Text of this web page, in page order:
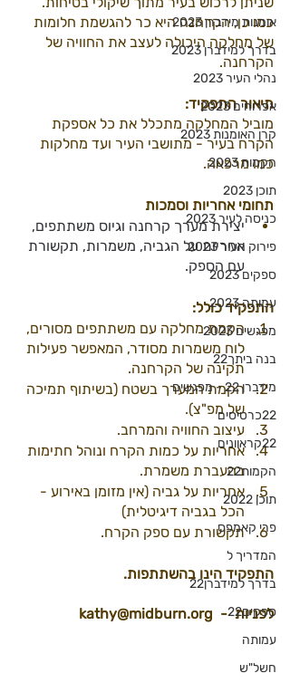
אומנות מידברן 2023
בדרך למידברן 2023
נהלי העיר 2023
אפרוחים 2023
קרן האומנות 2023
הקמות 2023
תוכן 2023
כניסה לעיר 2023
פירוק העיר 2023
ספקים 2023
עמותה 2023
מפגשים 2023
בנה ביתך22
מידברן 22 - מפגשים
22כרטיסים
22קראוונים
הקמות22
תוכן 2022
פרי קאמפס
המדריך ל
בדרך למידברן22
ספקים22
עמותה
חשל"ש
כמו כן, הקרחנה היא כר להגשמת חלומות
של מחלקה היכולה לעצב את החוויה של
הקרחנה.
תיאור התפקיד:
מוביל המחלקה מתכלל את כל אספקת
הקרח בעיר - מתושבי העיר ועד מחלקות
כמו מרפאה.
תחומי אחריות וסמכות
יצירת מערך קרחנה וגיוס משתתפים,
אחריות על הגביה, משמרות, תקשורת
עם הספק.
התפקיד כולל:
הקמת מחלקה עם משתתפים מסורים,
לוח משמרות מסודר, המאפשר פעילות
תקינה של הקרחנה.
הקמת המערך בשטח (בשיתוף תמיכה
של מפ"צ).
עיצוב החוויה והמרחב.
אחריות על כמות הקרח ונוהל חתימות
בהעברת משמרת.
אחריות על גביה (אין מזומן באירוע -
הכל בגביה דיגיטלית)
תקשורת עם ספק הקרח.
התפקיד הינו בהשתתפות.
לפניות  - ‏‪‬ ‏‪kathy@midburn.org‬‏